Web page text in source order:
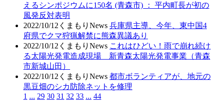
えるシンポジウムに150名 (青森市) ： 平内町長が初の
風発反対表明
2022/10/12 くまもりNews 兵庫県主導、今年、東中国4
府県でクマ狩猟解禁に熊森異議あり
2022/10/12 くまもりNews これはひどい！雨で崩れ続け
る太陽光発電造成現場 新青森太陽光発電事業（青森
市新城山田）
2022/10/12 くまもりNews 都市ボランティアが、地元の
黒豆畑のシカ防除ネットを修理
1 ... 29 30 31 32 33 ... 44